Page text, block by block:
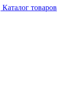
Каталог товаров